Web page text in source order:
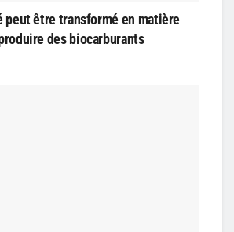
peut être transformé en matière
des biocarburants